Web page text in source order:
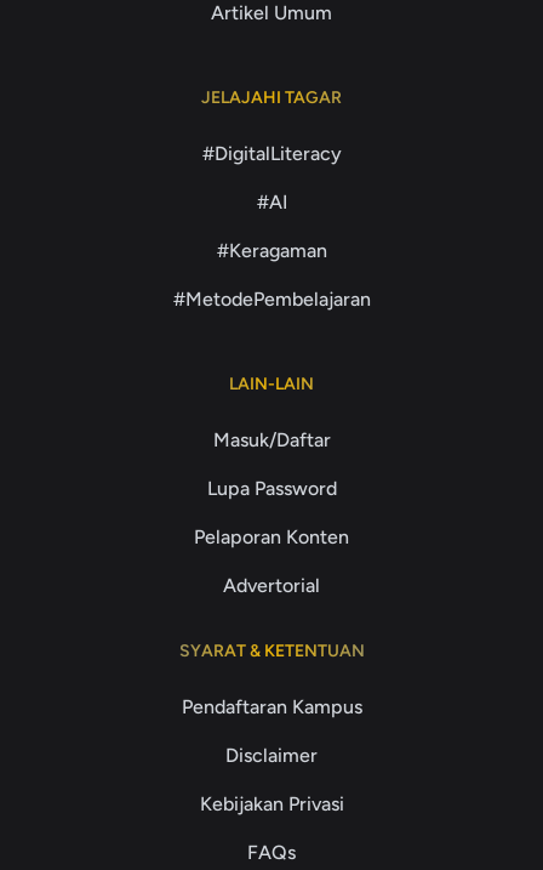
Artikel Umum
JELAJAHI TAGAR
#DigitalLiteracy
#AI
#Keragaman
#MetodePembelajaran
LAIN-LAIN
Masuk/Daftar
Lupa Password
Pelaporan Konten
Advertorial
SYARAT & KETENTUAN
Pendaftaran Kampus
Disclaimer
Kebijakan Privasi
FAQs